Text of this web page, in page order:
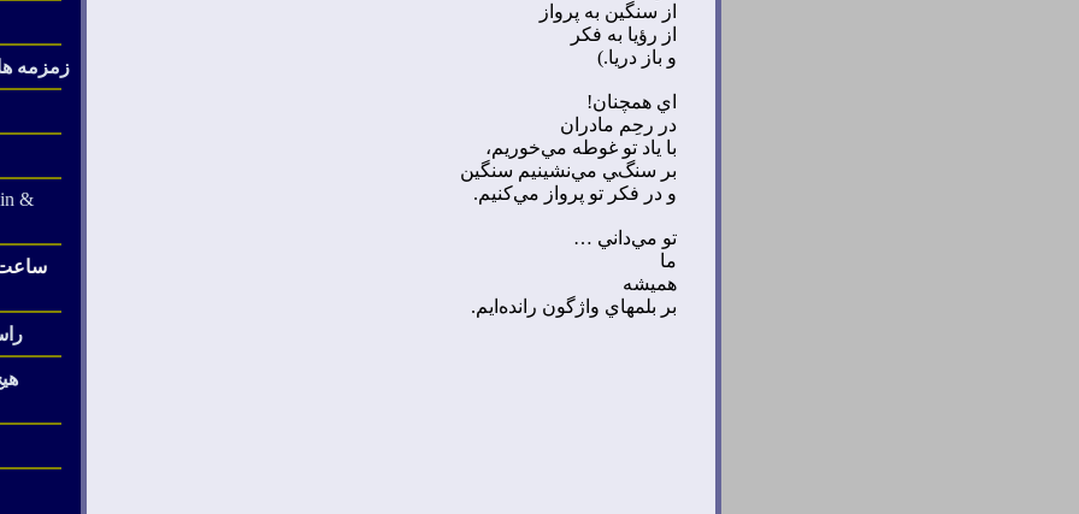
زمزمه
&
ساعت
از سنگين به پرواز
از رؤيا به فکر
و باز دريا.)
اي همچنان!
در رحِم مادران
با ياد تو غوطه مي‌خوريم،
بر سنگي مي‌نشينيم سنگين
و در فکر تو پرواز مي‌کنيم.
تو مي‌داني …
ما
هميشه
بر بلمهاي واژگون رانده‌ايم.